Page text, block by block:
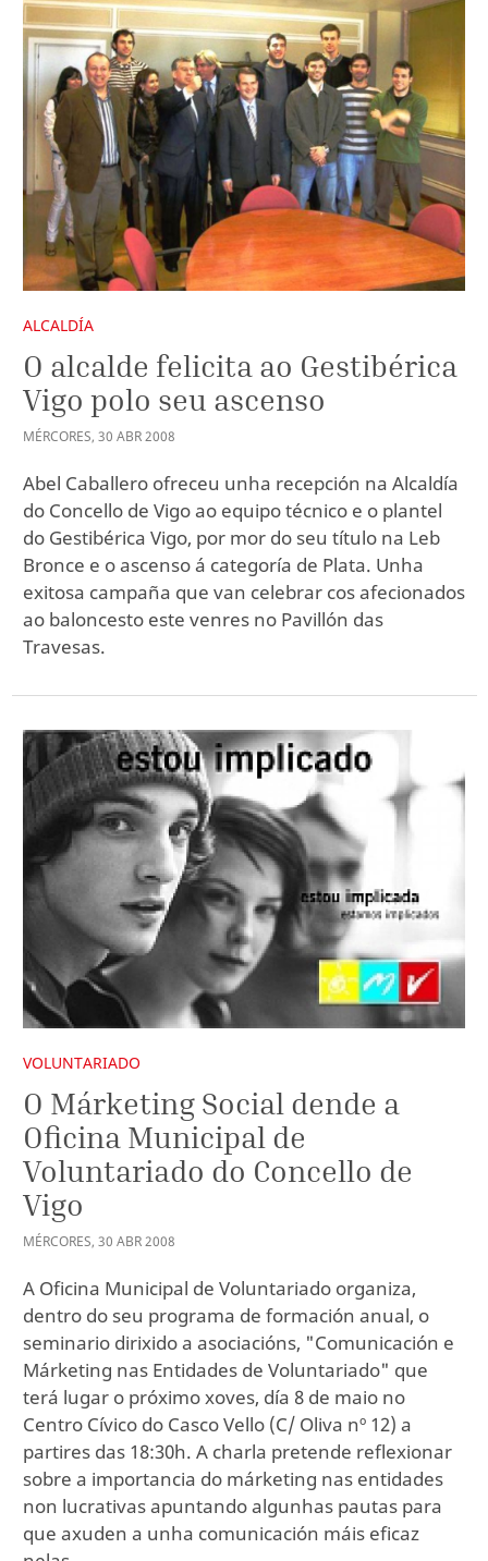
ALCALDÍA
O alcalde felicita ao Gestibérica
Vigo polo seu ascenso
MÉRCORES, 30 ABR2008
Abel Caballero ofreceu unha recepción na Alcaldía
do Concello de Vigo ao equipo técnico e o plantel
do Gestibérica Vigo, por mor do seu título na Leb
Bronce e o ascenso á categoría de Plata. Unha
exitosa campaña que van celebrar cos afecionados
ao baloncesto este venres no Pavillón das
Travesas.
VOLUNTARIADO
O Márketing Social dende a
Oficina Municipal de
Voluntariado do Concello de
Vigo
MÉRCORES, 30 ABR2008
A Oficina Municipal de Voluntariado organiza,
dentro do seu programa de formación anual, o
seminario dirixido a asociacións, "Comunicación e
Márketing nas Entidades de Voluntariado" que
terá lugar o próximo xoves, día 8 de maio no
Centro Cívico do Casco Vello (C/ Oliva nº 12) a
partires das 18:30h. A charla pretende reflexionar
sobre a importancia do márketing nas entidades
non lucrativas apuntando algunhas pautas para
que axuden a unha comunicación máis eficaz